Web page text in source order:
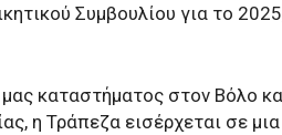
Συμβουλίου για το
καταστήματος στον Βόλο
η Τράπεζα εισέρχεται σε